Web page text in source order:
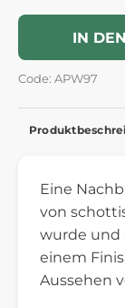
IN
Code: APW97
Eine
von
wurde und
einem
Aussehen